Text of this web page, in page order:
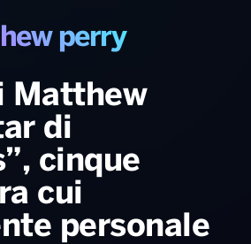
Dance
e Spettacolo
Consiglia
Novità
Astrabilia 2026
News TV
perry
Matthew
di
cinque
cui
personale